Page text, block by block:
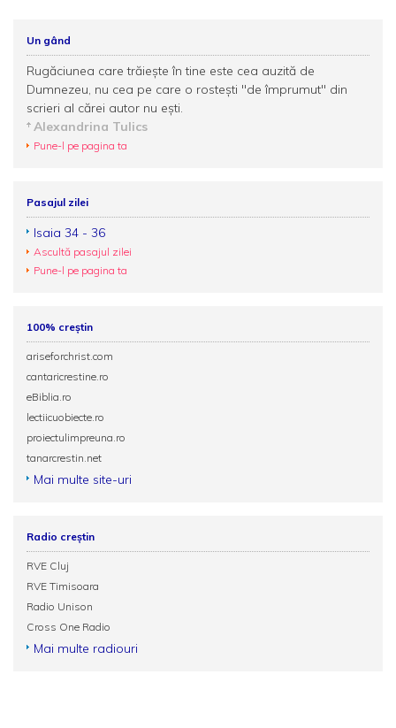
Un gând
Rugăciunea care trăiește în tine este cea auzită de
Dumnezeu, nu cea pe care o rostești ''de împrumut'' din
scrieri al cărei autor nu ești.
Alexandrina Tulics
Pune-l pe pagina ta
Pasajul zilei
Isaia 34 - 36
Ascultă pasajul zilei
Pune-l pe pagina ta
100% creștin
ariseforchrist.com
cantaricrestine.ro
eBiblia.ro
lectiicuobiecte.ro
proiectulimpreuna.ro
tanarcrestin.net
Mai multe site-uri
Radio creștin
RVE Cluj
RVE Timisoara
Radio Unison
Cross One Radio
Mai multe radiouri